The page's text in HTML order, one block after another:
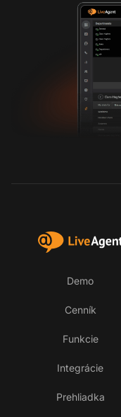
Demo
Cenník
Funkcie
Integrácie
Prehliadka